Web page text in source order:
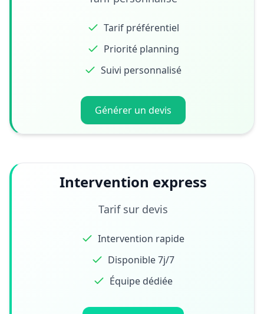
Tarif préférentiel
Priorité planning
Suivi personnalisé
Générer un devis
Intervention express
Tarif sur devis
Intervention rapide
Disponible 7j/7
Équipe dédiée